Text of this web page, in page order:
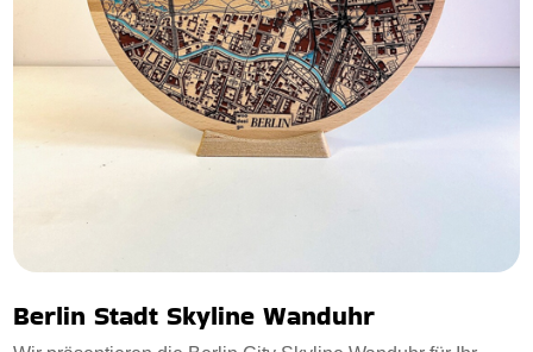
Berlin Stadt Skyline Wanduhr